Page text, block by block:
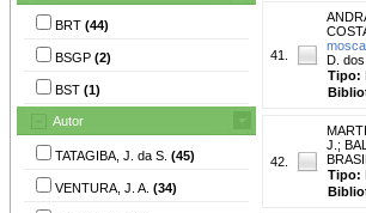
BRT (44)
BSGP (2)
BST (1)
Autor
TATAGIBA, J. da S. (45)
VENTURA, J. A. (34)
41.
D.
Tipo:
42.
J. ;
Tipo: